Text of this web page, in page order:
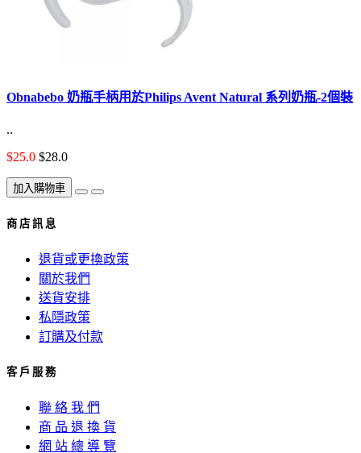
Obnabebo 奶瓶手柄用於Philips Avent Natural 系列奶瓶-2個裝
..
$25.0 $28.0
加入購物車
商 店 訊 息
退貨或更換政策
關於我們
送貨安排
私隱政策
訂購及付款
客 戶 服 務
聯 絡 我 們
商 品 退 換 貨
網 站 總 導 覽